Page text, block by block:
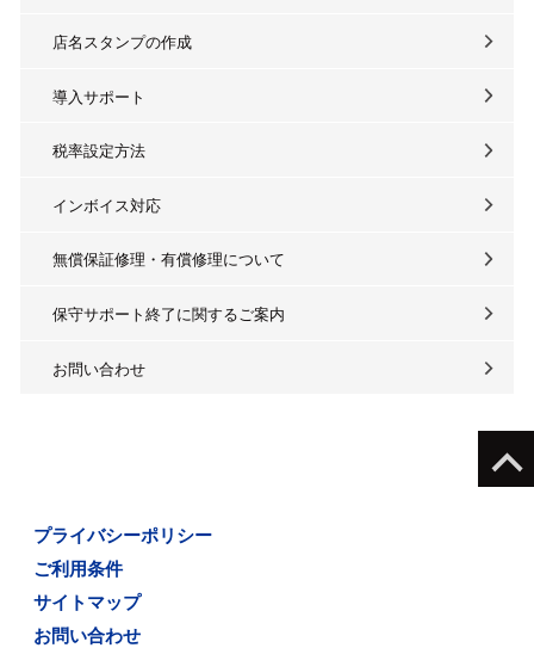
店名スタンプの作成
導入サポート
税率設定方法
インボイス対応
無償保証修理・有償修理について
保守サポート終了に関するご案内
お問い合わせ
プライバシーポリシー
ご利用条件
サイトマップ
お問い合わせ